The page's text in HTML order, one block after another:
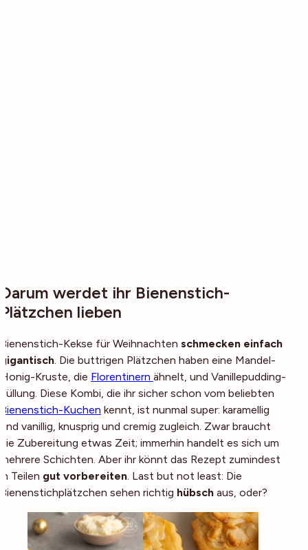
Darum werdet ihr Bienenstich-
Plätzchen lieben
Bienenstich-Kekse für Weihnachten schmecken einfach
gigantisch. Die buttrigen Plätzchen haben eine Mandel-
Honig-Kruste, die Florentinern ähnelt, und Vanillepudding-
Füllung. Diese Kombi, die ihr sicher schon vom beliebten
Bienenstich-Kuchen kennt, ist nunmal super: karamellig
und vanillig, knusprig und cremig zugleich. Zwar braucht
die Zubereitung etwas Zeit; immerhin handelt es sich um
mehrere Schichten. Aber ihr könnt das Rezept zumindest
in Teilen gut vorbereiten. Last but not least: Die
Bienenstichplätzchen sehen richtig hübsch aus, oder?